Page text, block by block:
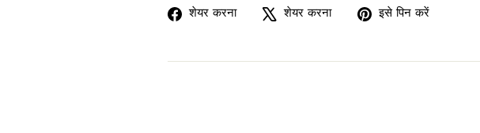
शेयर करना
फेसबुक
सांझा
शेयर करना
ट्वीट
इसे पिन करें
पिन